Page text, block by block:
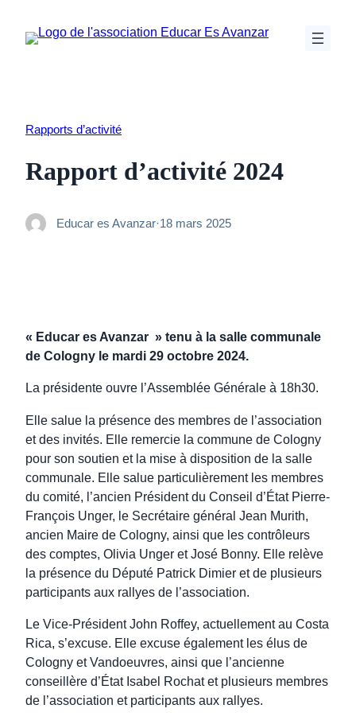
Rapports d’activité
Rapport d’activité 2024
Educar es Avanzar·18 mars 2025
« Educar es Avanzar » tenu à la salle communale
de Cologny le mardi 29 octobre 2024.
La présidente ouvre l’Assemblée Générale à 18h30.
Elle salue la présence des membres de l’association
et des invités. Elle remercie la commune de Cologny
pour son soutien et la mise à disposition de la salle
communale. Elle salue particulièrement les membres
du comité, l’ancien Président du Conseil d’État Pierre-
François Unger, le Secrétaire général Jean Murith,
ancien Maire de Cologny, ainsi que les contrôleurs
des comptes, Olivia Unger et José Bonny. Elle relève
la présence du Député Patrick Dimier et de plusieurs
participants aux rallyes de l’association.
Le Vice-Président John Roffey, actuellement au Costa
Rica, s’excuse. Elle excuse également les élus de
Cologny et Vandoeuvres, ainsi que l’ancienne
conseillère d’État Isabel Rochat et plusieurs membres
de l’association et participants aux rallyes.